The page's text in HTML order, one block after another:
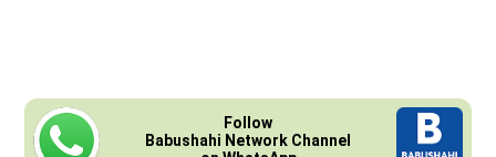
Follow
Babushahi Network Channel